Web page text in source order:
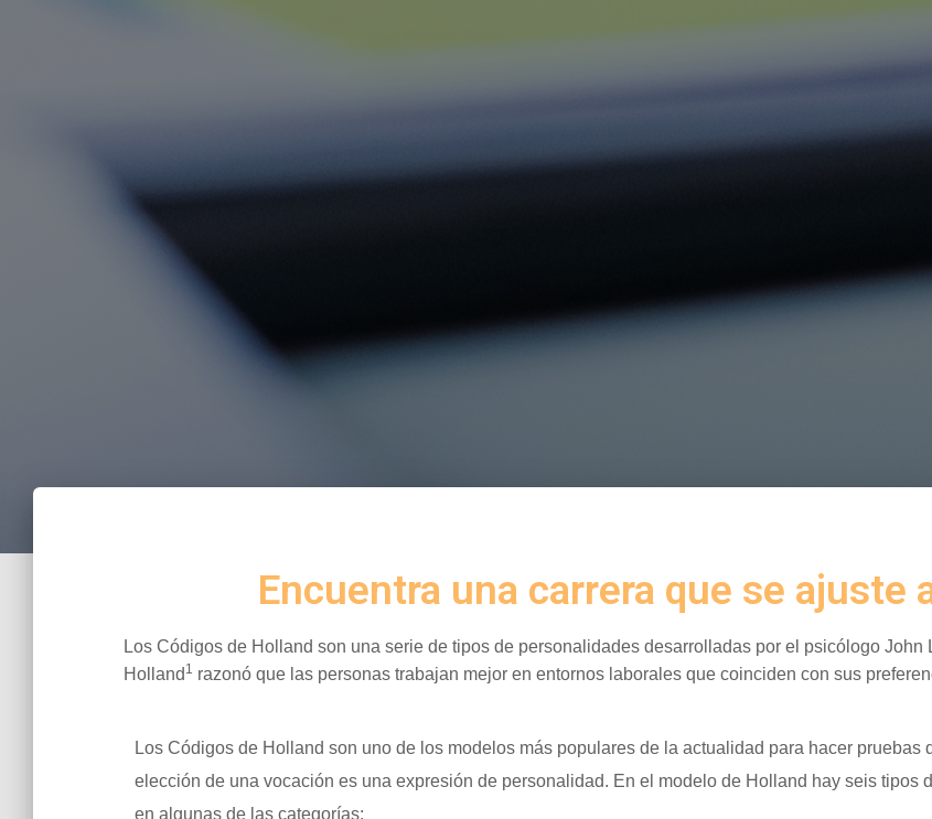
Encuentra una carrera que se ajuste
Los Códigos de Holland son una serie de tipos de personalidades desarrolladas por el psicólogo John
Holland 1 razonó que las personas trabajan mejor en entornos laborales que coinciden con sus
Los Códigos de Holland son uno de los modelos más populares de la actualidad para hacer
elección de una vocación es una expresión de personalidad. En el modelo de Holland hay seis tipos
en algunas de las categorías: